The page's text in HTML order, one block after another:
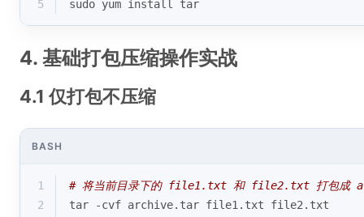
5
sudo yum install tar
4. 基础打包压缩操作实战
4.1 仅打包不压缩
BASH
1
# 将当前目录下的 file1.txt 和 file2.txt 打包成
2
tar -cvf archive.tar file1.txt file2.txt